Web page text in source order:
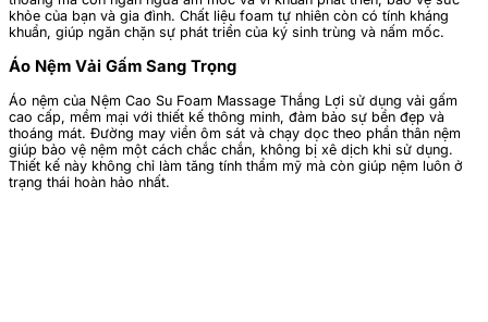
khỏe của bạn và gia đình. Chất liệu foam tự nhiên còn có tính kháng
khuẩn, giúp ngăn chặn sự phát triển của ký sinh trùng và nấm mốc.
Áo Nệm Vải Gấm Sang Trọng
Áo nệm của Nệm Cao Su Foam Massage Thắng Lợi sử dụng vải gấm
cao cấp, mềm mại với thiết kế thông minh, đảm bảo sự bền đẹp và
thoáng mát. Đường may viền ôm sát và chạy dọc theo phần thân nệm
giúp bảo vệ nệm một cách chắc chắn, không bị xê dịch khi sử dụng.
Thiết kế này không chỉ làm tăng tính thẩm mỹ mà còn giúp nệm luôn ở
trạng thái hoàn hảo nhất.